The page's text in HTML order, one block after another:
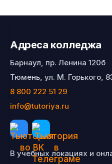
Адреса колледжа
Барнаул, пр. Ленина 120б
Тюмень, ул. М. Горького,
8 800 222 51 29
info@tutoriya.ru
В учебных локациях и